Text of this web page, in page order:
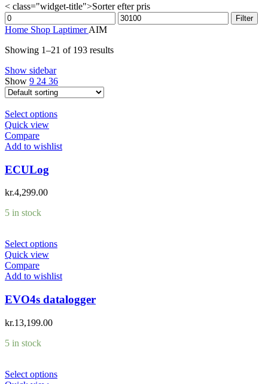
< class="widget-title">Sorter efter pris
Min
price
Max
price
Filter
Home Shop LaptimerAIM
Showing 1–21 of 193 results
Show sidebar
Show 9 24 36
Select options
Quick view
Compare
Add to wishlist
ECULog
kr.4,299.00
5 in stock
Select options
Quick view
Compare
Add to wishlist
EVO4s datalogger
kr.13,199.00
5 in stock
Select options